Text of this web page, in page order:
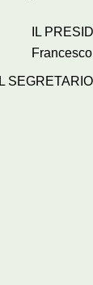
IL
IL SEGRETARIO